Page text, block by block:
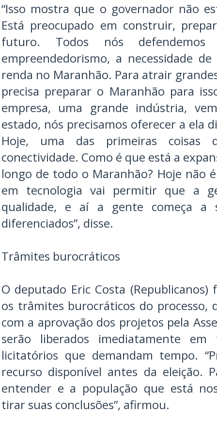
“Isso mostra que o governador não
Está preocupado em construir,
futuro. Todos nós
empreendedorismo, a necessidade
renda no Maranhão. Para atrair
precisa preparar o Maranhão para
empresa, uma grande indústria,
estado, nós precisamos oferecer a ela
Hoje, uma das primeiras
conectividade. Como é que está a
longo de todo o Maranhão? Hoje não
em tecnologia vai permitir que a
qualidade, e aí a gente começa a
diferenciados”, disse.
Trâmites burocráticos
O deputado Eric Costa
os trâmites burocráticos do processo,
com a aprovação dos projetos pela
serão liberados imediatamente em
licitatórios que demandam tempo.
recurso disponível antes da eleição.
entender e a população que está
tirar suas conclusões”, afirmou.